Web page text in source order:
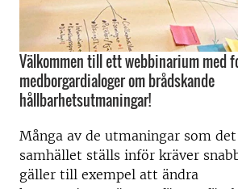
Välkommen till ett webbinarium med
medborgardialoger om brådskande
hållbarhetsutmaningar!
Många av de utmaningar som det
samhället ställs inför kräver
gäller till exempel att ändra